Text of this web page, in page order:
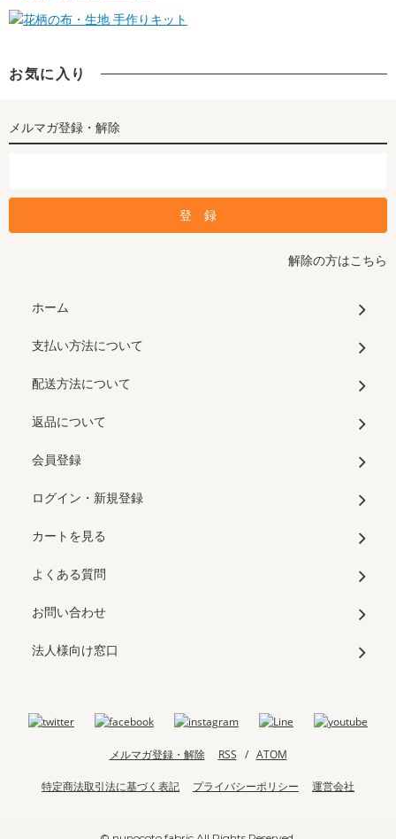
手作りキット
お気に入り
メルマガ登録・解除
解除の方はこちら
ホーム
支払い方法について
配送方法について
返品について
会員登録
ログイン・新規登録
カートを見る
よくある質問
お問い合わせ
法人様向け窓口
メルマガ登録・解除 RSS / ATOM
特定商法取引法に基づく表記 プライバシーポリシー 運営会社